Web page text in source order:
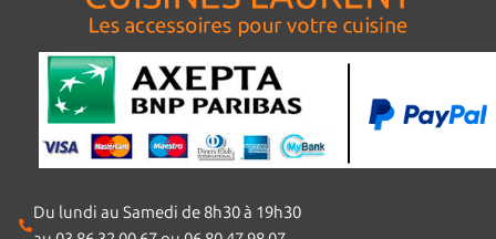
Du lundi au Samedi de 8h30 à 19h30